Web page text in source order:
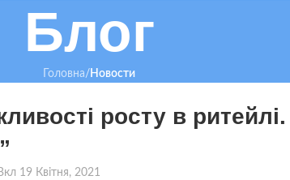
Блог
Головна/ Новости
росту в ритейлі.
19 Квітня, 2021